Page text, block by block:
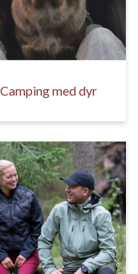
Camping med dyr